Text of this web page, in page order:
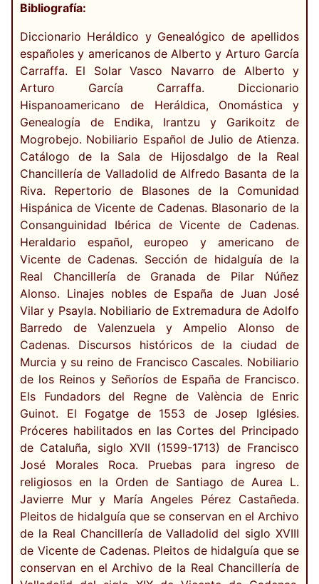
Bibliografía:
Diccionario Heráldico y Genealógico de apellidos
españoles y americanos de Alberto y Arturo García
Carraffa. El Solar Vasco Navarro de Alberto y
Arturo García Carraffa. Diccionario
Hispanoamericano de Heráldica, Onomástica y
Genealogía de Endika, Irantzu y Garikoitz de
Mogrobejo. Nobiliario Español de Julio de Atienza.
Catálogo de la Sala de Hijosdalgo de la Real
Chancillería de Valladolid de Alfredo Basanta de la
Riva. Repertorio de Blasones de la Comunidad
Hispánica de Vicente de Cadenas. Blasonario de la
Consanguinidad Ibérica de Vicente de Cadenas.
Heraldario español, europeo y americano de
Vicente de Cadenas. Sección de hidalguía de la
Real Chancillería de Granada de Pilar Núñez
Alonso. Linajes nobles de España de Juan José
Vilar y Psayla. Nobiliario de Extremadura de Adolfo
Barredo de Valenzuela y Ampelio Alonso de
Cadenas. Discursos históricos de la ciudad de
Murcia y su reino de Francisco Cascales. Nobiliario
de los Reinos y Señoríos de España de Francisco.
Els Fundadors del Regne de València de Enric
Guinot. El Fogatge de 1553 de Josep Iglésies.
Próceres habilitados en las Cortes del Principado
de Cataluña, siglo XVII (1599-1713) de Francisco
José Morales Roca. Pruebas para ingreso de
religiosos en la Orden de Santiago de Aurea L.
Javierre Mur y María Angeles Pérez Castañeda.
Pleitos de hidalguía que se conservan en el Archivo
de la Real Chancillería de Valladolid del siglo XVIII
de Vicente de Cadenas. Pleitos de hidalguía que se
conservan en el Archivo de la Real Chancillería de